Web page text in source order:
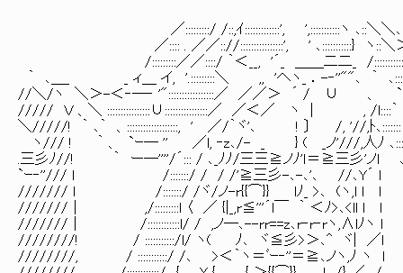
／:::::::::/ /::,ｲ:::::::::::::', ',:::::::::::ヽ ､
／:::: . ／／:://::::::::::::::::', ' ､:::::::::::} ヽ::＼＞
/:::::::::／／::::/ ｀＜__, '´_ ＿＿二二_ /
｀ ､＿_ _ ィ＿ イ, '.:::::::::＼ ,, 'へヽ_ ．-‐''""､ ｀ ､
//＼/ヽ ＼＞-＜‐―‐ '":::::::::::::::::／ ／／＞ ´ / ∪ 、
///// Ｖ 、＼ ::::::::::::::::∪::::::::::::::::／ ／＜／ ヽ ｜ , /
＼/////! ｀ ､｀ 、:::::::::::::::::::, ' ／/｀ヾ'､ ! 〕 /, '//,ﾄ､
ヽ/// ! ｀ 、 `ｰ― '' ／l, ‐z､/- _ } ( _ノ'///,人
.三彡ﾉ//! ｀ ー―''''/´::: / ､_ﾉﾉ/三三≧ノﾉ'ｌ＝≧三彡'ノl
`ｰ‐''/// ｌ /:::::::/ / / /'≧三彡-､-､'､ //､Y´ l ､
/////// ｌ /:::::::/ /ヾ/ノ-r{{⌒}} lﾉ_ >､ (ヽ,l l l ､
///////｜ ,/:::::::::l 〈 ／ {|_,r≦'''´l￣ ｀ ＜ﾉ>､<ll l l
///////｜ /::::::::::::l/ / ,ノ―､--rr==z､r‐r‐rヽ,∧lﾉヽ l ､
////////! / :::::::::::/l/ ヽ( ﾉ､ ヾ≦彡>＞､^ ヾ| ／l
////////, / :::::::::::/ /､ >＜｀ヽ＝ﾞｰ‐''＝≧､ノヽ,ﾉ ヽ